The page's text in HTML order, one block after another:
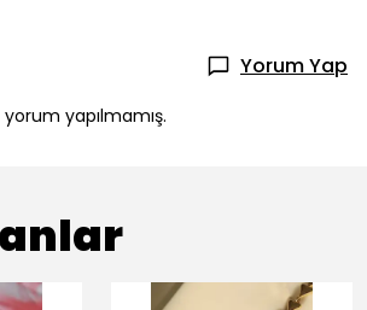
Yorum Yap
yapılmamış.